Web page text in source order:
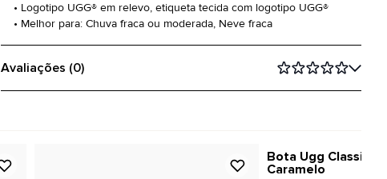
• Logotipo UGG® em relevo, etiqueta tecida com logotipo UGG®
• Melhor para: Chuva fraca ou moderada, Neve fraca
Avaliações (0)
Bota Ugg Classic
Caramelo